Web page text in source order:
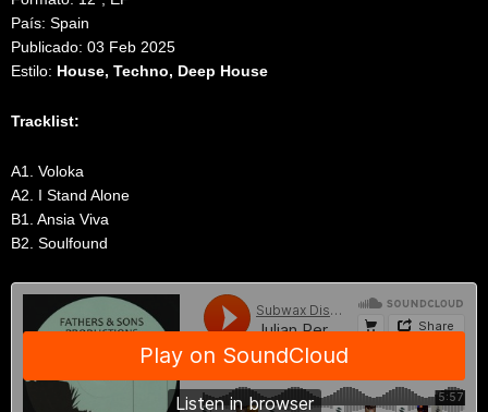
País: Spain
Publicado: 03 Feb 2025
Estilo: House, Techno, Deep House
Tracklist:
A1. Voloka
A2. I Stand Alone
B1. Ansia Viva
B2. Soulfound